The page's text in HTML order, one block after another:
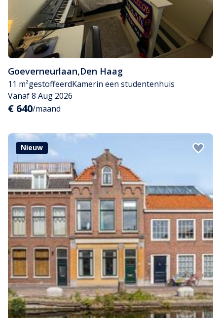
Goeverneurlaan,Den Haag
11 m²gestoffeerdKamerin een studentenhuis
Vanaf 8 Aug 2026
€ 640/maand
Nieuw